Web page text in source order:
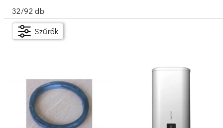
Készleten
Ár
Ft
Magasság
32/92 db
Szűrők